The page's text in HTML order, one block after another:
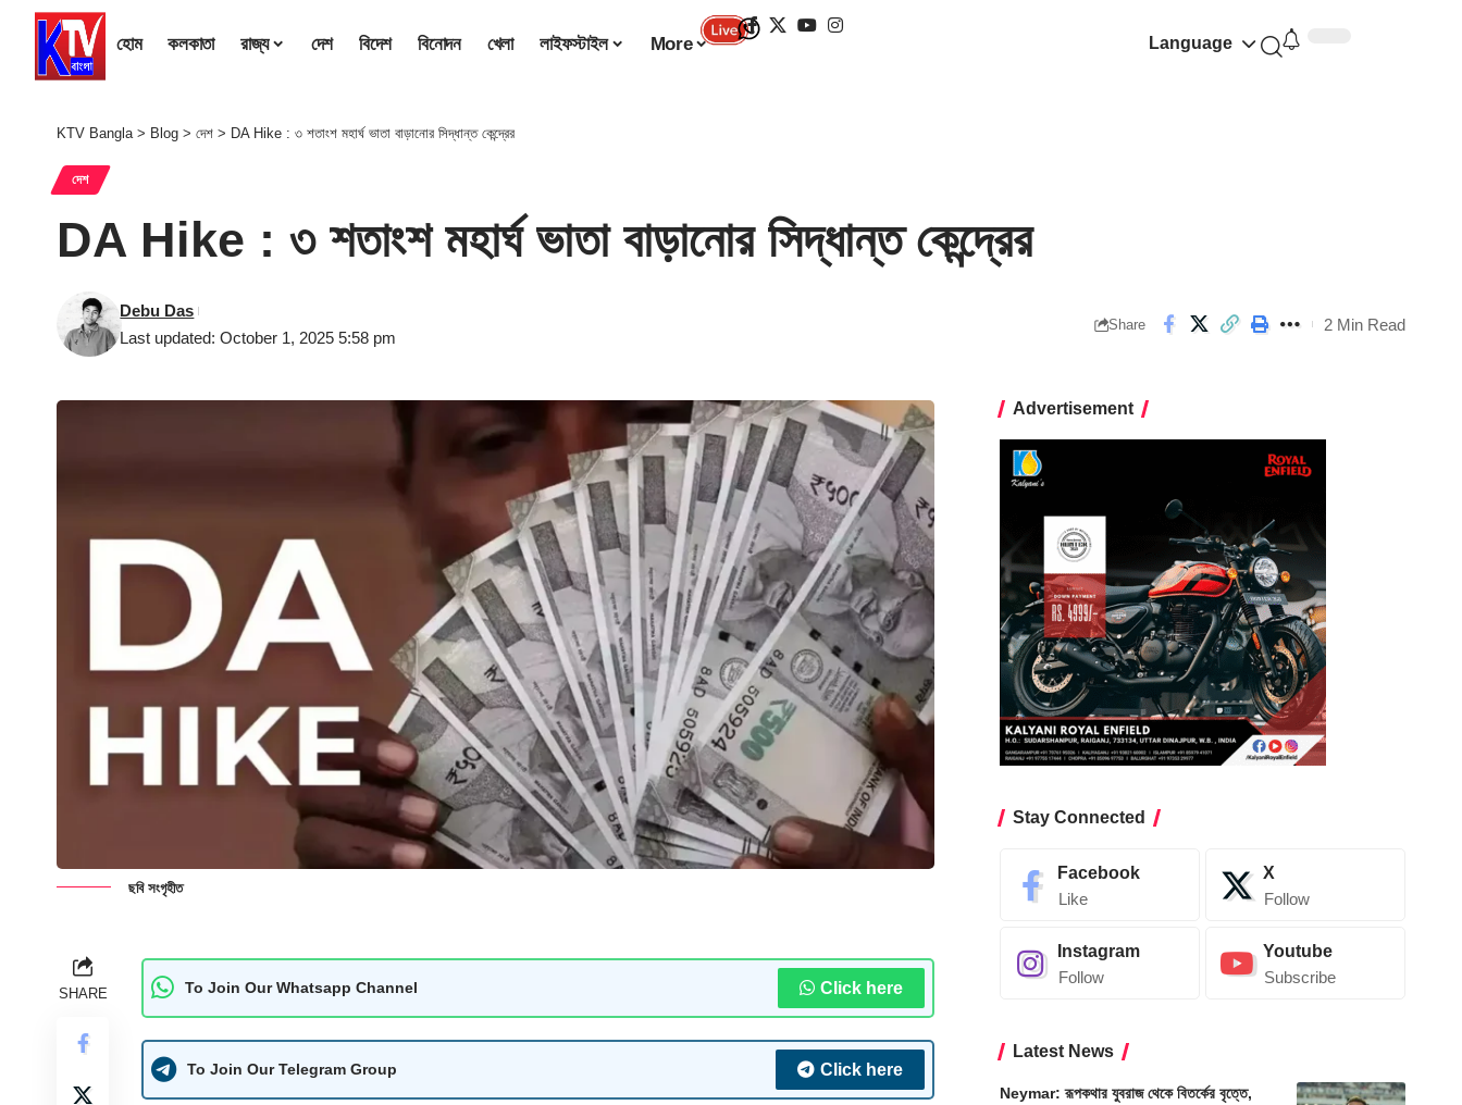
হোম কলকাতা রাজ্য দেশ বিদেশ বিনোদন খেলা লাইফস্টাইল More Language
KTV Bangla> Blog > দেশ > DA Hike : ৩ শতাংশ মহার্ঘ ভাতা বাড়ানোর সিদ্ধান্ত কেন্দ্রের
দেশ
DA Hike : ৩ শতাংশ মহার্ঘ ভাতা বাড়ানোর সিদ্ধান্ত কেন্দ্রের
Last updated: October 1, 2025 5:58 pm
Debu Das
Share 2 Min Read
ছবি সংগৃহীত
SHARE To Join Our Whatsapp Channel Click here
To Join Our Telegram Group Click here
Advertisement
Stay Connected
Facebook
Like
X
Follow
Instagram
Follow
Youtube
Subscribe
Latest News
Neymar: রূপকথার যুবরাজ থেকে বিতর্কের বৃত্তে,